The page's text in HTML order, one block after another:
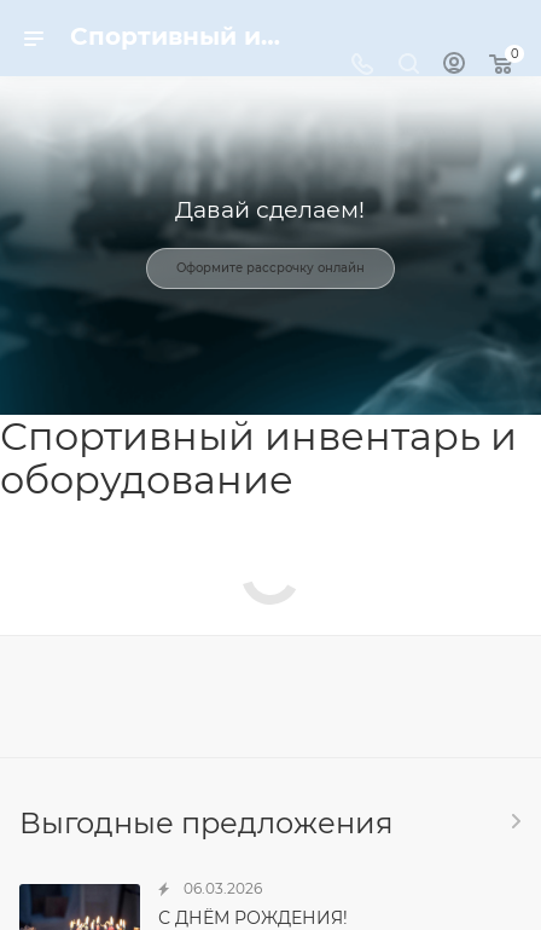
Спортивный инвентарь и оборудование для спорта в Москве | Dynamic-Sport
0
Давай сделаем!
Оформите рассрочку онлайн
Спортивный инвентарь и
оборудование
Выгодные предложения
06.03.2026
С ДНЁМ РОЖДЕНИЯ!